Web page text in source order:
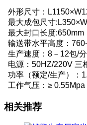
外形尺寸：
最大成包尺寸
最大封口长度:650mm
输送带水平高度：
生产速度：8－12包/
电源：50HZ/220V 三
功率（额定/生产）：
工作气压：≥ 0.55Mpa
相关推荐